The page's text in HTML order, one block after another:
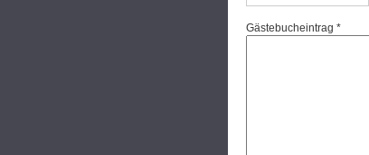
Gästebucheintrag *